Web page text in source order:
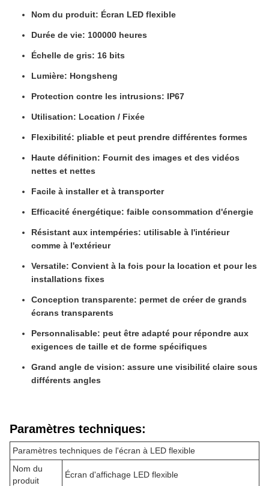
Nom du produit: Écran LED flexible
Durée de vie: 100000 heures
Échelle de gris: 16 bits
Lumière: Hongsheng
Protection contre les intrusions: IP67
Utilisation: Location / Fixée
Flexibilité: pliable et peut prendre différentes formes
Haute définition: Fournit des images et des vidéos
nettes et nettes
Facile à installer et à transporter
Efficacité énergétique: faible consommation d'énergie
Résistant aux intempéries: utilisable à l'intérieur
comme à l'extérieur
Versatile: Convient à la fois pour la location et pour les
installations fixes
Conception transparente: permet de créer de grands
écrans transparents
Personnalisable: peut être adapté pour répondre aux
exigences de taille et de forme spécifiques
Grand angle de vision: assure une visibilité claire sous
différents angles
Paramètres techniques:
Paramètres techniques de l'écran à LED flexible
Nom du
produit
Écran d'affichage LED flexible